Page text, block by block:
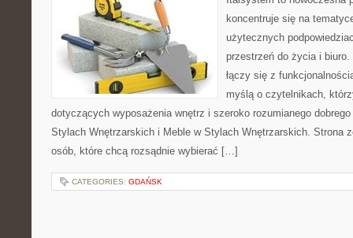
koncentruje się na
użytecznych
przestrzeń do życia i
łączy się z
myślą o czytelnikach,
dotyczących wyposażenia wnętrz i szeroko rozumianego
Stylach Wnętrzarskich i Meble w Stylach Wnętrzarskich. Strona
osób, które chcą rozsądnie wybierać […]
CATEGORIES: GDAŃSK